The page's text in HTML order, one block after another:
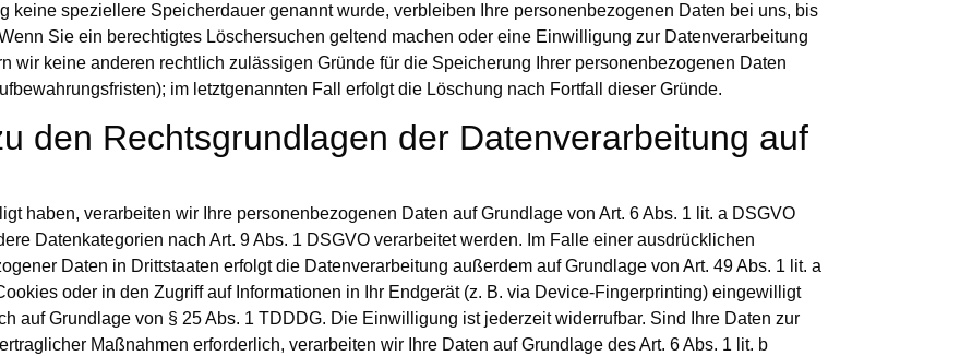
keine speziellere Speicherdauer genannt wurde, verbleiben Ihre personenbezogenen Daten bei uns, bis
Sie ein berechtigtes Löschersuchen geltend machen oder eine Einwilligung zur Datenverarbeitung
wir keine anderen rechtlich zulässigen Gründe für die Speicherung Ihrer personenbezogenen Daten
im letztgenannten Fall erfolgt die Löschung nach Fortfall dieser Gründe.
den Rechtsgrundlagen der Datenverarbeitung auf
haben, verarbeiten wir Ihre personenbezogenen Daten auf Grundlage von Art. 6 Abs. 1 lit. a DSGVO
Datenkategorien nach Art. 9 Abs. 1 DSGVO verarbeitet werden. Im Falle einer ausdrücklichen
Daten in Drittstaaten erfolgt die Datenverarbeitung außerdem auf Grundlage von Art. 49 Abs. 1 lit. a
oder in den Zugriff auf Informationen in Ihr Endgerät (z. B. via Device-Fingerprinting) eingewilligt
auf Grundlage von § 25 Abs. 1 TDDDG. Die Einwilligung ist jederzeit widerrufbar. Sind Ihre Daten zur
Maßnahmen erforderlich, verarbeiten wir Ihre Daten auf Grundlage des Art. 6 Abs. 1 lit. b